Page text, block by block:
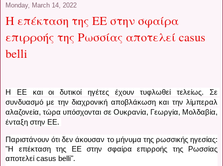
Monday, March 14, 2022
Η επέκταση της ΕΕ στην σφαίρα
επιρροής της Ρωσσίας αποτελεί casus
belli
H EE και οι δυτικοί ηγέτες έχουν τυφλωθεί τελείως. Σε
συνδυασμό με την διαχρονική αποβλάκωση και την λίμπεραλ
αλαζονεία, τώρα υπόσχονται σε Ουκρανία, Γεωργία, Μολδαβία,
ένταξη στην ΕΕ.
Παριστάνουν ότι δεν άκουσαν το μήνυμα της ρωσσικής ηγεσίας:
"Η επέκταση της ΕΕ στην σφαίρα επιρροής της Ρωσσίας
αποτελεί casus belli".